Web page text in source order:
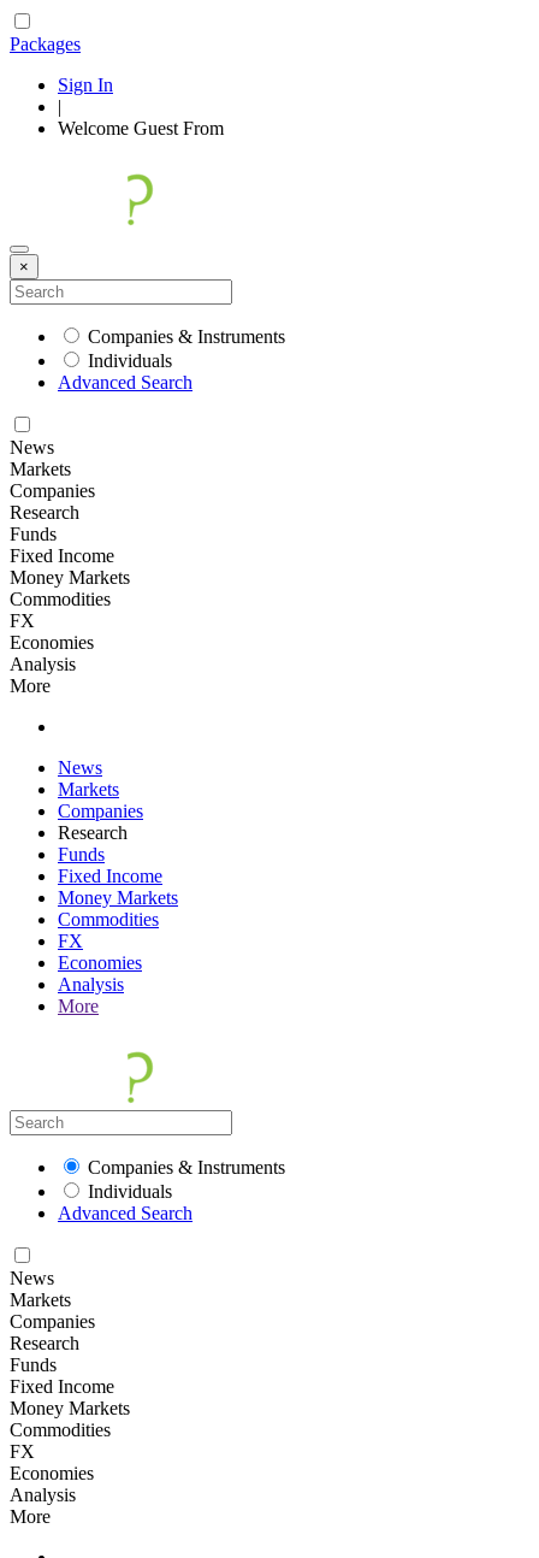
Packages
Sign In
|
Welcome Guest From
×
Companies & Instruments
Individuals
Advanced Search
News
Markets
Companies
Research
Funds
Fixed Income
Money Markets
Commodities
FX
Economies
Analysis
More
News
Markets
Companies
Research
Funds
Fixed Income
Money Markets
Commodities
FX
Economies
Analysis
More
Companies & Instruments
Individuals
Advanced Search
News
Markets
Companies
Research
Funds
Fixed Income
Money Markets
Commodities
FX
Economies
Analysis
More